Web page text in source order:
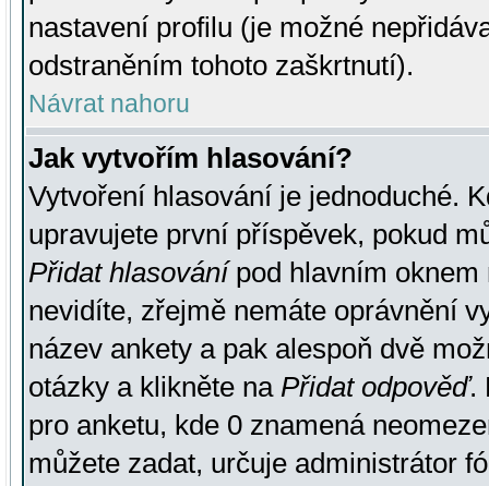
nastavení profilu (je možné
odstraněním tohoto zaškrtnutí).
Návrat nahoru
Jak vytvořím hlasování?
Vytvoření hlasování je jednoduché.
upravujete první příspěvek, pokud
Přidat hlasovánípod hlavním oknem
nevidíte, zřejmě nemáte oprávnění
název ankety a pak alespoň dvě
otázky a klikněte na Přidat odpověď.
pro anketu, kde 0 znamená
můžete zadat, určuje administrátor